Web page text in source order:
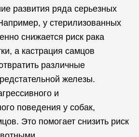
развития ряда серьезных
у стерилизованных
снижается риск рака
а кастрация самцов
различные
железы.
и
поведения у собак,
Это помогает снизить риск